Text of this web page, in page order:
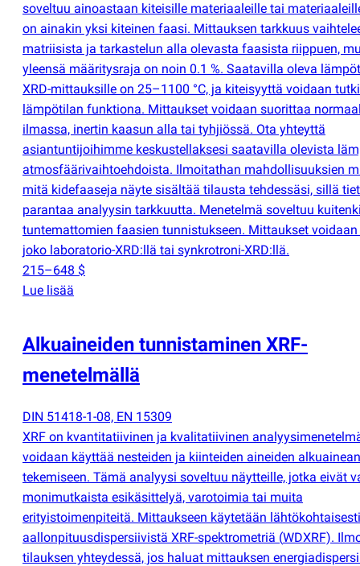
soveltuu ainoastaan kiteisille materiaaleille tai
on ainakin yksi kiteinen faasi. Mittauksen tarkkuus
matriisista ja tarkastelun alla olevasta faasista riippuen,
yleensä määritysraja on noin 0.1 %. Saatavilla oleva
XRD-mittauksille on 25–1100 °C, ja kiteisyyttä voidaan
lämpötilan funktiona. Mittaukset voidaan suorittaa
ilmassa, inertin kaasun alla tai tyhjiössä. Ota yhteyttä
asiantuntijoihimme keskustellaksesi saatavilla olevista
atmosfäärivaihtoehdoista. Ilmoitathan mahdollisuuksien
mitä kidefaaseja näyte sisältää tilausta tehdessäsi, sillä
parantaa analyysin tarkkuutta. Menetelmä soveltuu
tuntemattomien faasien tunnistukseen. Mittaukset
joko laboratorio-XRD:llä tai synkrotroni-XRD:llä.
215–648 $
Lue lisää
Alkuaineiden tunnistaminen XRF-
menetelmällä
DIN 51418-1-08, EN 15309
XRF on kvantitatiivinen ja kvalitatiivinen
voidaan käyttää nesteiden ja kiinteiden aineiden
tekemiseen. Tämä analyysi soveltuu näytteille, jotka eivät
monimutkaista esikäsittelyä, varotoimia tai muita
erityistoimenpiteitä. Mittaukseen käytetään lähtökohtaisesti
aallonpituusdispersiivistä XRF-spektrometriä (WDXRF).
tilauksen yhteydessä, jos haluat mittauksen